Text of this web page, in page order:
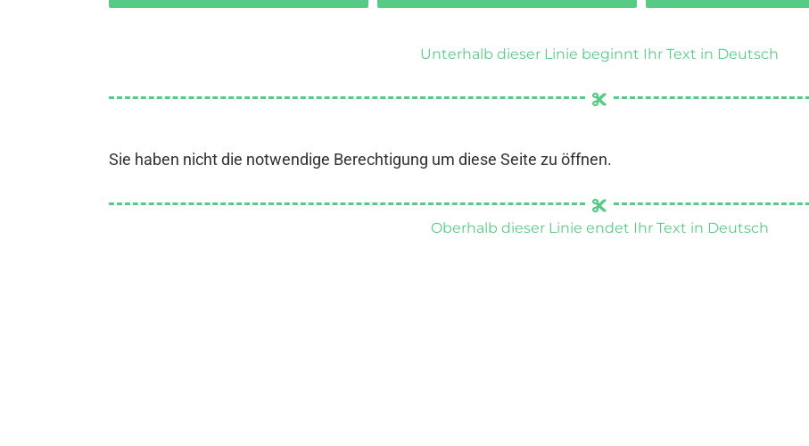
Unterhalb dieser Linie beginnt Ihr Text in Deutsch
Sie haben nicht die notwendige Berechtigung um diese Seite zu öffnen.
Oberhalb dieser Linie endet Ihr Text in Deutsch